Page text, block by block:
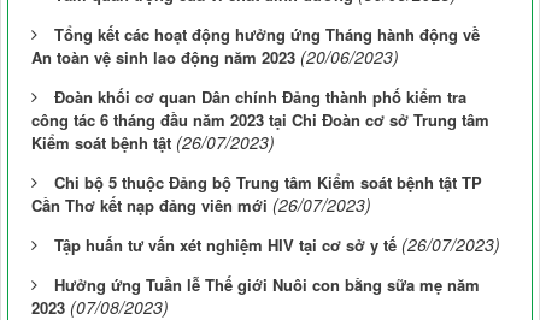
Tổng kết các hoạt động hưởng ứng Tháng hành động về
An toàn vệ sinh lao động năm 2023 (20/06/2023)
Đoàn khối cơ quan Dân chính Đảng thành phố kiểm tra
công tác 6 tháng đầu năm 2023 tại Chi Đoàn cơ sở Trung tâm
Kiểm soát bệnh tật (26/07/2023)
Chi bộ 5 thuộc Đảng bộ Trung tâm Kiểm soát bệnh tật TP
Cần Thơ kết nạp đảng viên mới (26/07/2023)
Tập huấn tư vấn xét nghiệm HIV tại cơ sở y tế (26/07/2023)
Hưởng ứng Tuần lễ Thế giới Nuôi con bằng sữa mẹ năm
2023 (07/08/2023)